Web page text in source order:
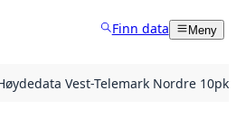
Finn data Meny
Vest-Telemark Nordre 10pkt